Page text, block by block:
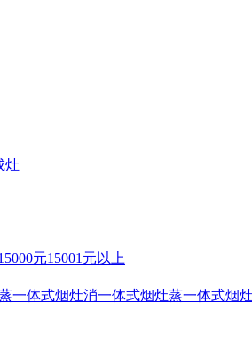
灶
元15001元以上
一体式烟灶消一体式烟灶蒸一体式烟